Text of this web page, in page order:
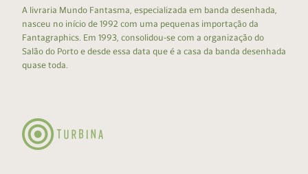
A livraria Mundo Fantasma, especializada em banda desenhada,
nasceu no início de 1992 com uma pequenas importação da
Fantagraphics. Em 1993, consolidou-se com a organização do
Salão do Porto e desde essa data que é a casa da banda desenhada
quase toda.